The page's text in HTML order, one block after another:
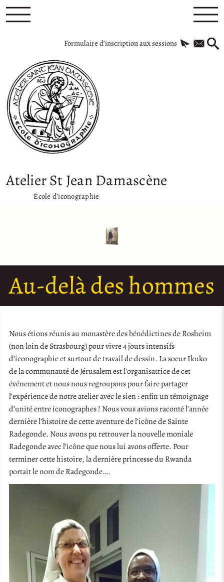
Formulaire d’inscription aux sessions
Atelier St Jean Damascène
École d’iconographie
Au-delà des hommes
Nous étions réunis au monastère des bénédictines de Rosheim
(non loin de Strasbourg) pour vivre 4 jours intensifs
d’iconographie et surtout de travail de dessin. La soeur Ikuko
de la communauté de Jérusalem est l’organisatrice de cet
événement et nous nous regroupons pour faire partager
l’expérience de notre atelier avec le sien : enfin un témoignage
d’unité entre iconographes ! Nous vous avions raconté l’année
dernière l’histoire de cette aventure de l’icône de Sainte
Radegonde. Nous avons pu retrouver la nouvelle moniale
Radegonde avec l’icône que nous lui avons offerte. Pour
terminer cette histoire, la dernière princesse du Rwanda
portait le nom de Radegonde….